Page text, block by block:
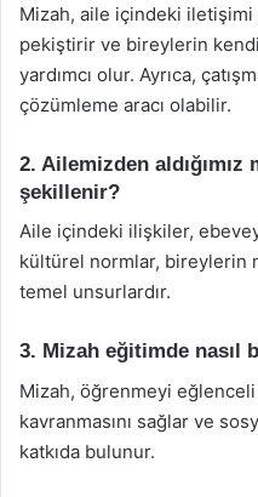
Mizah, aile içindeki
pekiştirir ve bireylerin
yardımcı olur. Ayrıca,
çözümleme aracı olabilir.
2. Ailemizden aldığımız
şekillenir?
Aile içindeki ilişkiler,
kültürel normlar, bireylerin
temel unsurlardır.
3. Mizah eğitimde nasıl
Mizah, öğrenmeyi
kavranmasını sağlar ve
katkıda bulunur.